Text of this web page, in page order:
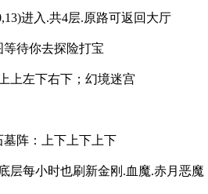
进入.共4层.原路可返回大厅
待你去探险打宝
上左下右下；幻境迷宫
阵：上下上下上下
层每小时也刷新金刚.血魔.赤月恶魔